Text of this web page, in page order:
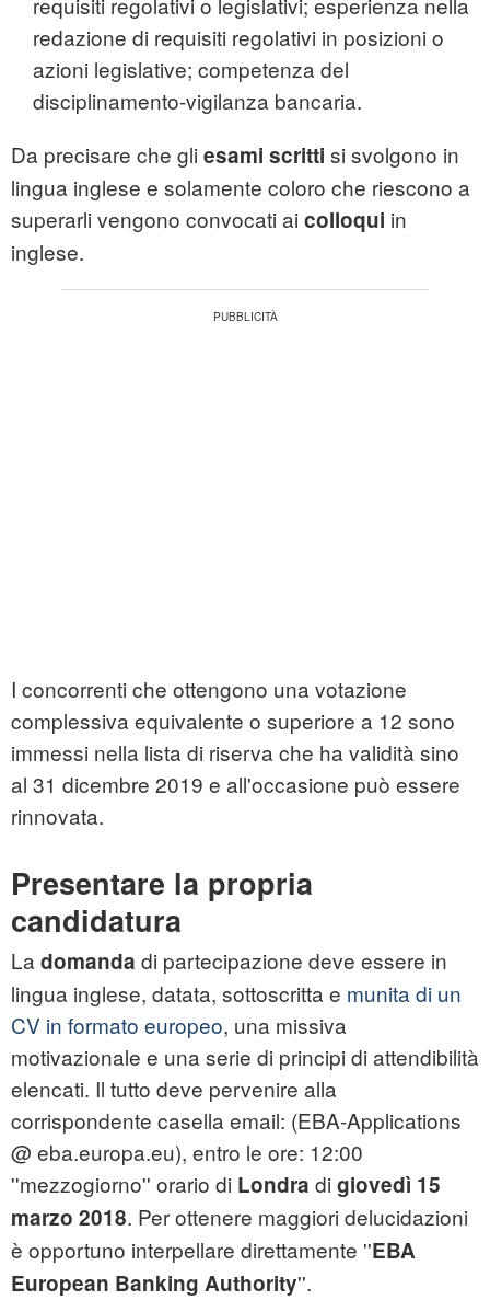
redazione di requisiti regolativi in posizioni o
azioni legislative; competenza del
disciplinamento-vigilanza bancaria.
Da precisare che gli esami scritti si svolgono in
lingua inglese e solamente coloro che riescono a
superarli vengono convocati ai colloqui in
inglese.
I concorrenti che ottengono una votazione
complessiva equivalente o superiore a 12 sono
immessi nella lista di riserva che ha validità sino
al 31 dicembre 2019 e all'occasione può essere
rinnovata.
Presentare la propria
candidatura
La domanda di partecipazione deve essere in
lingua inglese, datata, sottoscritta e munita di un
CV in formato europeo, una missiva
motivazionale e una serie di principi di attendibilità
elencati. Il tutto deve pervenire alla
corrispondente casella email: (EBA-Applications
@ eba.europa.eu), entro le ore: 12:00
''mezzogiorno'' orario di Londra di giovedì 15
marzo 2018. Per ottenere maggiori delucidazioni
è opportuno interpellare direttamente ''EBA
European Banking Authority''.